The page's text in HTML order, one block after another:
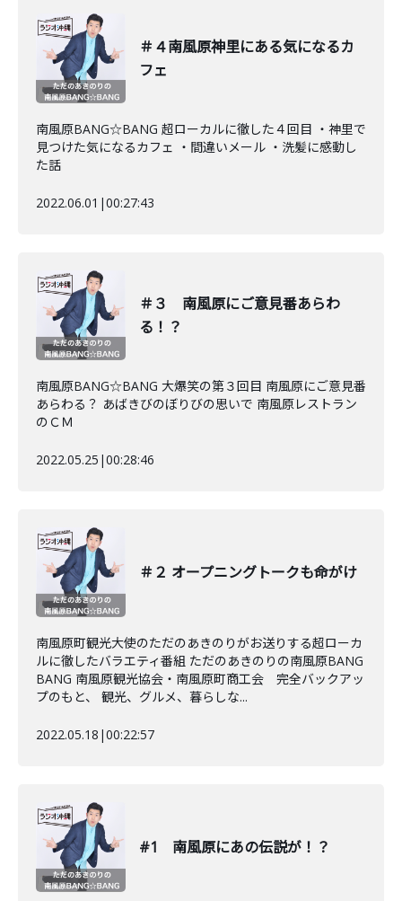
＃４南風原神里にある気になるカ
フェ
南風原BANG☆BANG 超ローカルに徹した４回目 ・神里で
見つけた気になるカフェ ・間違いメール ・洗髪に感動し
た話
2022.06.01 |00:27:43
＃３ 南風原にご意見番あらわ
る！？
南風原BANG☆BANG 大爆笑の第３回目 南風原にご意見番
あらわる？ あばきびのぼりびの思いで 南風原レストラン
のＣＭ
2022.05.25 |00:28:46
＃２ オープニングトークも命がけ
南風原町観光大使のただのあきのりがお送りする超ローカ
ルに徹したバラエティ番組 ただのあきのりの南風原BANG
BANG 南風原観光協会・南風原町商工会 完全バックアッ
プのもと、 観光、グルメ、暮らしな...
2022.05.18 |00:22:57
#1 南風原にあの伝説が！？